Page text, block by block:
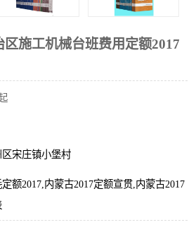
施工机械台班费用定额2017
宋庄镇小堡村
额2017,内蒙古2017定额宣贯,内蒙古2017
额 炼油化工计价依据定额
算定 火力发电机组检修定额
额
额 钢铁检修工程预算定额
额 冶金工业矿山建设工程预
算定额2
算定 人防工程预算定额